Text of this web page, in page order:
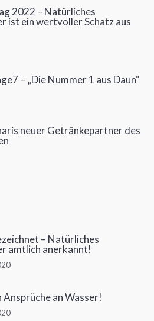
2022 – Natürliches
ist ein wertvoller Schatz aus
– „Die Nummer 1 aus Daun“
neuer Getränkepartner des
– Natürliches
amtlich anerkannt!
Ansprüche an Wasser!